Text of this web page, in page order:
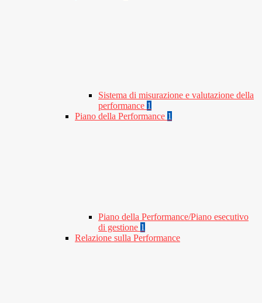
Sistema di misurazione e valutazione della
performance 1
Piano della Performance 1
Piano della Performance/Piano esecutivo
di gestione 1
Relazione sulla Performance